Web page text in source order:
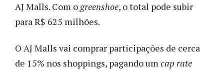
AJ Malls. Com o greenshoe, o total pode subir
para R$ 625 milhões.
O AJ Malls vai comprar participações de cerca
de 15% nos shoppings, pagando umcap rate